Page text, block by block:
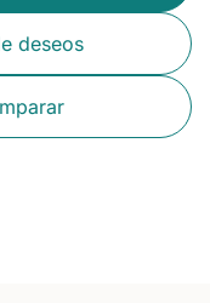
deseos